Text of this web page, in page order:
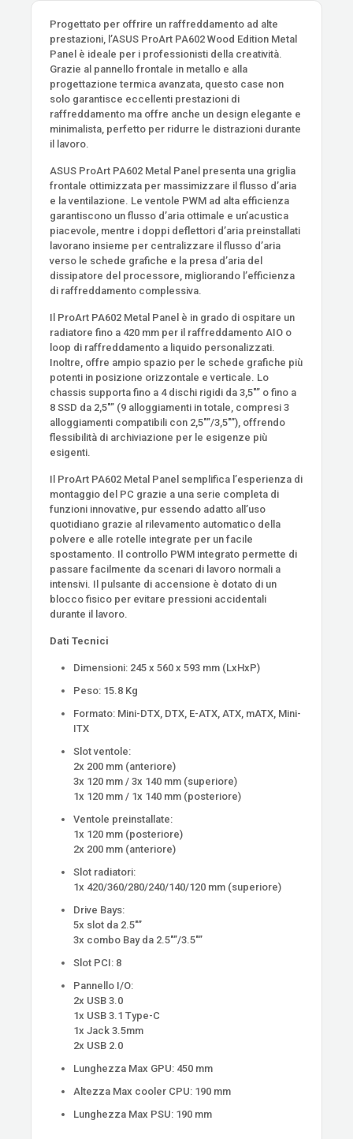
Progettato per offrire un raffreddamento ad alte
prestazioni, l’ASUS ProArt PA602 Wood Edition Metal
Panel è ideale per i professionisti della creatività.
Grazie al pannello frontale in metallo e alla
progettazione termica avanzata, questo case non
solo garantisce eccellenti prestazioni di
raffreddamento ma offre anche un design elegante e
minimalista, perfetto per ridurre le distrazioni durante
il lavoro.
ASUS ProArt PA602 Metal Panel presenta una griglia
frontale ottimizzata per massimizzare il flusso d’aria
e la ventilazione. Le ventole PWM ad alta efficienza
garantiscono un flusso d’aria ottimale e un’acustica
piacevole, mentre i doppi deflettori d’aria preinstallati
lavorano insieme per centralizzare il flusso d’aria
verso le schede grafiche e la presa d’aria del
dissipatore del processore, migliorando l’efficienza
di raffreddamento complessiva.
Il ProArt PA602 Metal Panel è in grado di ospitare un
radiatore fino a 420 mm per il raffreddamento AIO o
loop di raffreddamento a liquido personalizzati.
Inoltre, offre ampio spazio per le schede grafiche più
potenti in posizione orizzontale e verticale. Lo
chassis supporta fino a 4 dischi rigidi da 3,5″” o fino a
8 SSD da 2,5″” (9 alloggiamenti in totale, compresi 3
alloggiamenti compatibili con 2,5″”/3,5″”), offrendo
flessibilità di archiviazione per le esigenze più
esigenti.
Il ProArt PA602 Metal Panel semplifica l’esperienza di
montaggio del PC grazie a una serie completa di
funzioni innovative, pur essendo adatto all’uso
quotidiano grazie al rilevamento automatico della
polvere e alle rotelle integrate per un facile
spostamento. Il controllo PWM integrato permette di
passare facilmente da scenari di lavoro normali a
intensivi. Il pulsante di accensione è dotato di un
blocco fisico per evitare pressioni accidentali
durante il lavoro.
Dati Tecnici
Dimensioni: 245 x 560 x 593 mm (LxHxP)
Peso: 15.8 Kg
Formato: Mini-DTX, DTX, E-ATX, ATX, mATX, Mini-
ITX
Slot ventole:
2x 200 mm (anteriore)
3x 120 mm / 3x 140 mm (superiore)
1x 120 mm / 1x 140 mm (posteriore)
Ventole preinstallate:
1x 120 mm (posteriore)
2x 200 mm (anteriore)
Slot radiatori:
1x 420/360/280/240/140/120 mm (superiore)
Drive Bays:
5x slot da 2.5″”
3x combo Bay da 2.5″”/3.5″”
Slot PCI: 8
Pannello I/O:
2x USB 3.0
1x USB 3.1 Type-C
1x Jack 3.5mm
2x USB 2.0
Lunghezza Max GPU: 450 mm
Altezza Max cooler CPU: 190 mm
Lunghezza Max PSU: 190 mm